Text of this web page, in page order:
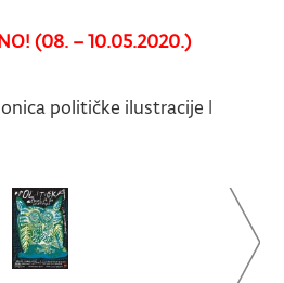
(08. – 10.05.2020.)
političke ilustracije |